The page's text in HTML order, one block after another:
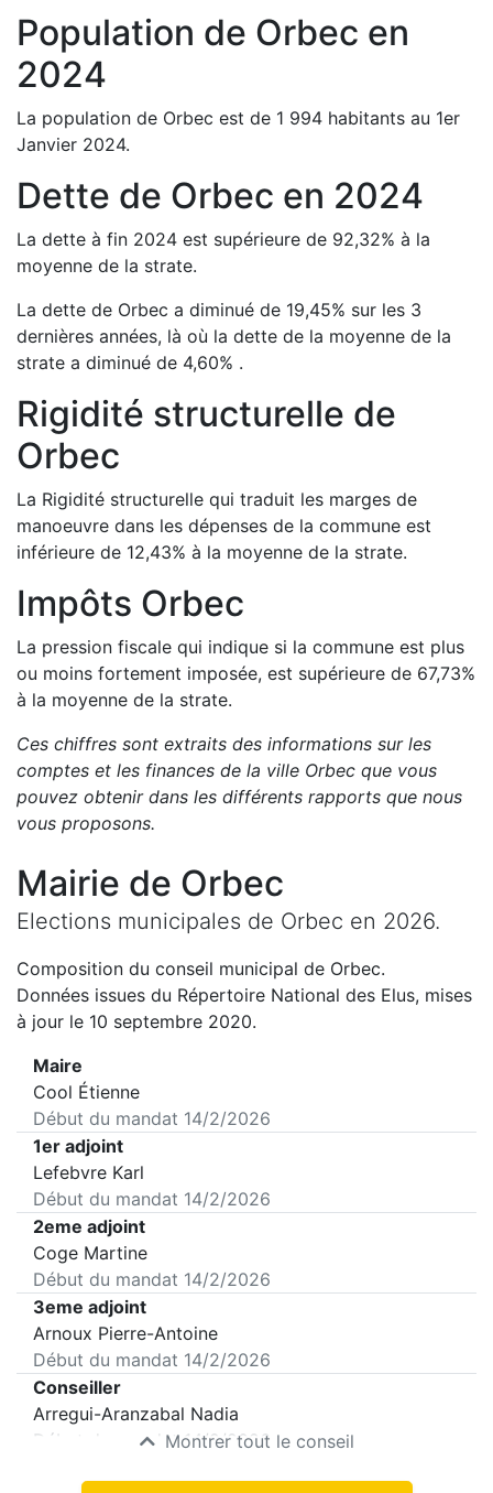
Population de Orbec en
2024
La population de Orbec est de 1 994 habitants au 1er
Janvier 2024.
Dette de Orbec en 2024
La dette à fin 2024 est supérieure de 92,32% à la
moyenne de la strate.
La dette de Orbec a diminué de 19,45% sur les 3
dernières années, là où la dette de la moyenne de la
strate a diminué de 4,60% .
Rigidité structurelle de
Orbec
La Rigidité structurelle qui traduit les marges de
manoeuvre dans les dépenses de la commune est
inférieure de 12,43% à la moyenne de la strate.
Impôts Orbec
La pression fiscale qui indique si la commune est plus
ou moins fortement imposée, est supérieure de 67,73%
à la moyenne de la strate.
Ces chiffres sont extraits des informations sur les
comptes et les finances de la ville Orbec que vous
pouvez obtenir dans les différents rapports que nous
vous proposons.
Mairie de Orbec
Elections municipales de Orbec en 2026.
Composition du conseil municipal de Orbec.
Données issues du Répertoire National des Elus, mises
à jour le 10 septembre 2020.
Maire
Cool Étienne
Début du mandat 14/2/2026
1er adjoint
Lefebvre Karl
Début du mandat 14/2/2026
2eme adjoint
Coge Martine
Début du mandat 14/2/2026
3eme adjoint
Arnoux Pierre-Antoine
Début du mandat 14/2/2026
Conseiller
Arregui-Aranzabal Nadia
Début du mandat14/2/2026
Montrer tout le conseil